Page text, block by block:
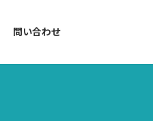
問い合わせ